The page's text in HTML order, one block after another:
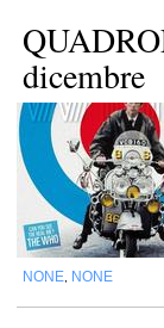
dicembre
NONE NONE